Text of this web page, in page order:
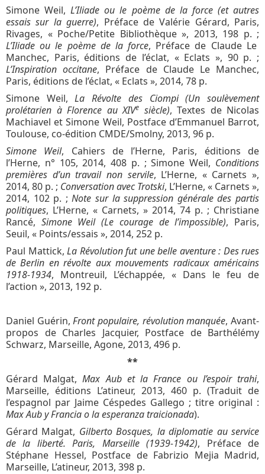
Simone Weil,L’Iliade ou le poème de la force (et autres
essais sur la guerre), Préface de Valérie Gérard, Paris,
Rivages, « Poche/Petite Bibliothèque », 2013, 198 p. ;
L’Iliade ou le poème de la force, Préface de Claude Le
Manchec, Paris, éditions de l’éclat, « Eclats », 90 p. ;
L’Inspiration occitane, Préface de Claude Le Manchec,
Paris, éditions de l’éclat, « Eclats », 2014, 78 p.
Simone Weil,La Révolte des Ciompi (Un soulèvement
prolétarien à Florence au XIVe siècle), Textes de Nicolas
Machiavel et Simone Weil, Postface d’Emmanuel Barrot,
Toulouse, co-édition CMDE/Smolny, 2013, 96 p.
Simone Weil, Cahiers de l’Herne, Paris, éditions de
l’Herne, n° 105, 2014, 408 p. ; Simone Weil, Conditions
premières d’un travail non servile, L’Herne, « Carnets »,
2014, 80 p. ; Conversation avec Trotski, L’Herne, « Carnets »,
2014, 102 p. ;Note sur la suppression générale des partis
politiques, L’Herne, « Carnets, » 2014, 74 p. ; Christiane
Rancé, Simone Weil (Le courage de l’impossible), Paris,
Seuil, « Points/essais », 2014, 252 p.
Paul Mattick, La Révolution fut une belle aventure : Des rues
de Berlin en révolte aux mouvements radicaux américains
1918-1934, Montreuil, L’échappée, « Dans le feu de
l’action », 2013, 192 p.
Daniel Guérin,Front populaire, révolution manquée, Avant-
propos de Charles Jacquier, Postface de Barthélémy
Schwarz, Marseille, Agone, 2013, 496 p.
**
Gérard Malgat,Max Aub et la France ou l’espoir trahi,
Marseille, éditions L’atineur, 2013, 460 p. (Traduit de
l’espagnol par Jaime Céspedes Gallego ; titre original :
Max Aub y Francia o la esperanza traicionada).
Gérard Malgat, Gilberto Bosques, la diplomatie au service
de la liberté. Paris, Marseille (1939-1942), Préface de
Stéphane Hessel, Postface de Fabrizio Mejia Madrid,
Marseille, L’atineur, 2013, 398 p.